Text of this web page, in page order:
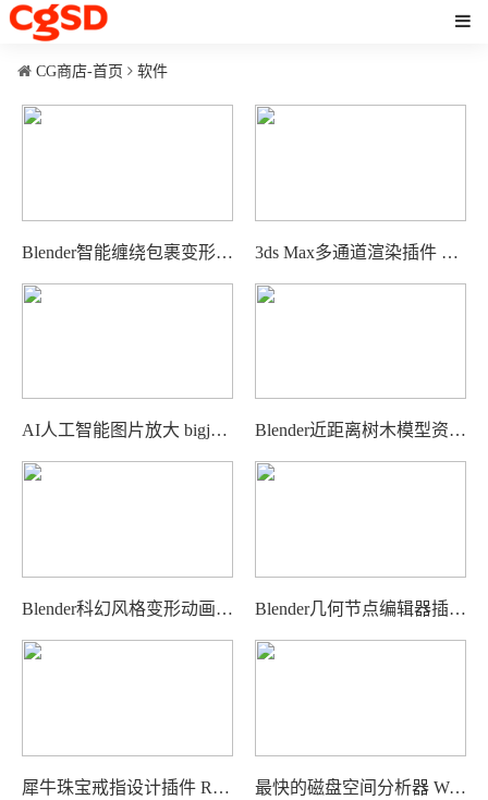
CG商店-首页 软件
Blender智能缠绕包裹变形预设工具 Wrap Master 3ds Max多通道渲染插件 RPManager
AI人工智能图片放大 bigjpg.com Blender近距离树木模型资产 Smart Trees – Super Close-Up Trees
Blender科幻风格变形动画插件 Transform FX Pro Blender几何节点编辑器插件 Solidify Plus
犀牛珠宝戒指设计插件 RhinoArtisan Jewelry for Rhino 最快的磁盘空间分析器 WizTree